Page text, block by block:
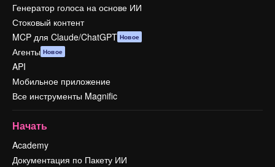
Генератор голоса на основе ИИ
Стоковый контент
MCP для Claude/ChatGPT Новое
Агенты Новое
API
Мобильное приложение
Все инструменты Magnific
Начать
Academy
Документация по Пакету ИИ